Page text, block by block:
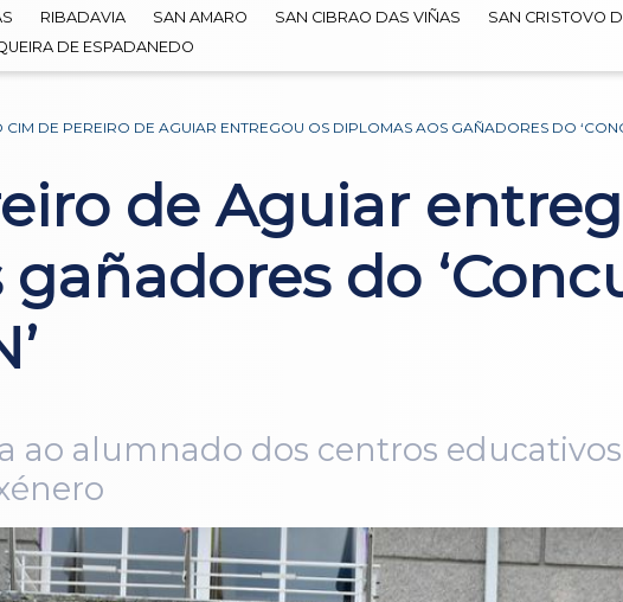
RIBADAVIA SAN AMARO SAN CIBRAO DAS VIÑAS SAN CRISTOVO
DE ESPADANEDO
CIM DE PEREIRO DE AGUIAR ENTREGOU OS DIPLOMAS AOS GAÑADORES DO
de Aguiar
do
ao alumnado dos centros